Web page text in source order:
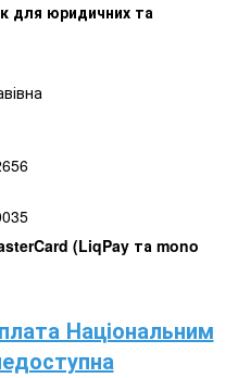
для юридичних та
(LiqPay та mono
Національним